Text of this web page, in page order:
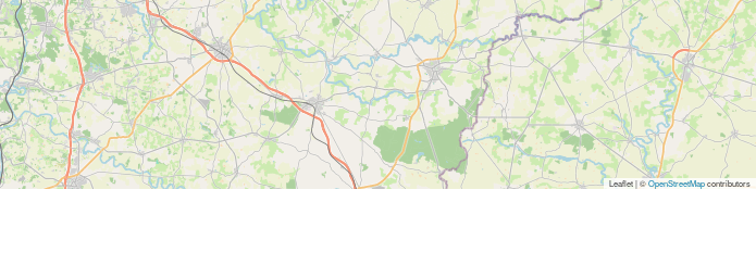
Leaflet | ©OpenStreetMapcontributors